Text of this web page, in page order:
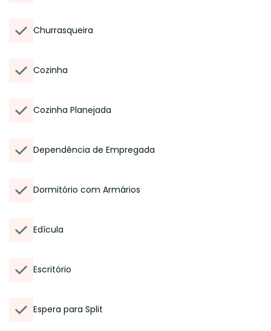
Churrasqueira
Cozinha
Cozinha Planejada
Dependência de Empregada
Dormitório com Armários
Edícula
Escritório
Espera para Split